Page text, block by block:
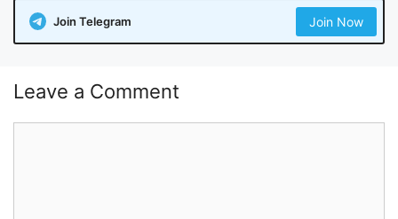
Join Telegram Join Now
Leave a Comment